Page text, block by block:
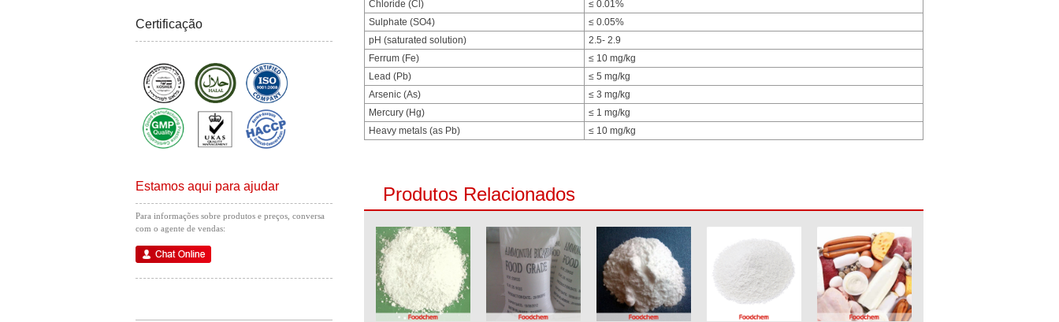
Certificação
Estamos aqui para ajudar
Para informações sobre produtos e preços, conversa
com o agente de vendas:
Chloride (Cl)
≤ 0.01%
Sulphate (SO4)
≤ 0.05%
pH (saturated solution)
2.5- 2.9
Ferrum (Fe)
≤ 10 mg/kg
Lead (Pb)
≤ 5 mg/kg
Arsenic (As)
≤ 3 mg/kg
Mercury (Hg)
≤ 1 mg/kg
Heavy metals (as Pb)
≤ 10 mg/kg
Produtos Relacionados